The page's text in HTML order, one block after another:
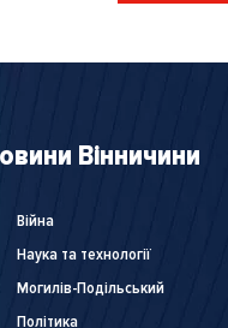
Вінничини
Війна
Наука та технології
Могилів-Подільський
Політика